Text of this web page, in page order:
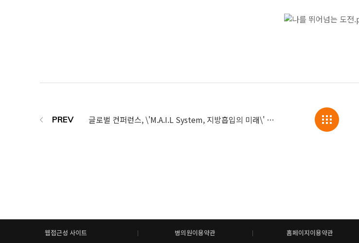
글로벌 컨퍼런스, \'M.A.I.L System, 지방흡입의 미래\' 개최!
웹접근성 사이트 병의원이용약관 홈페이지이용약관